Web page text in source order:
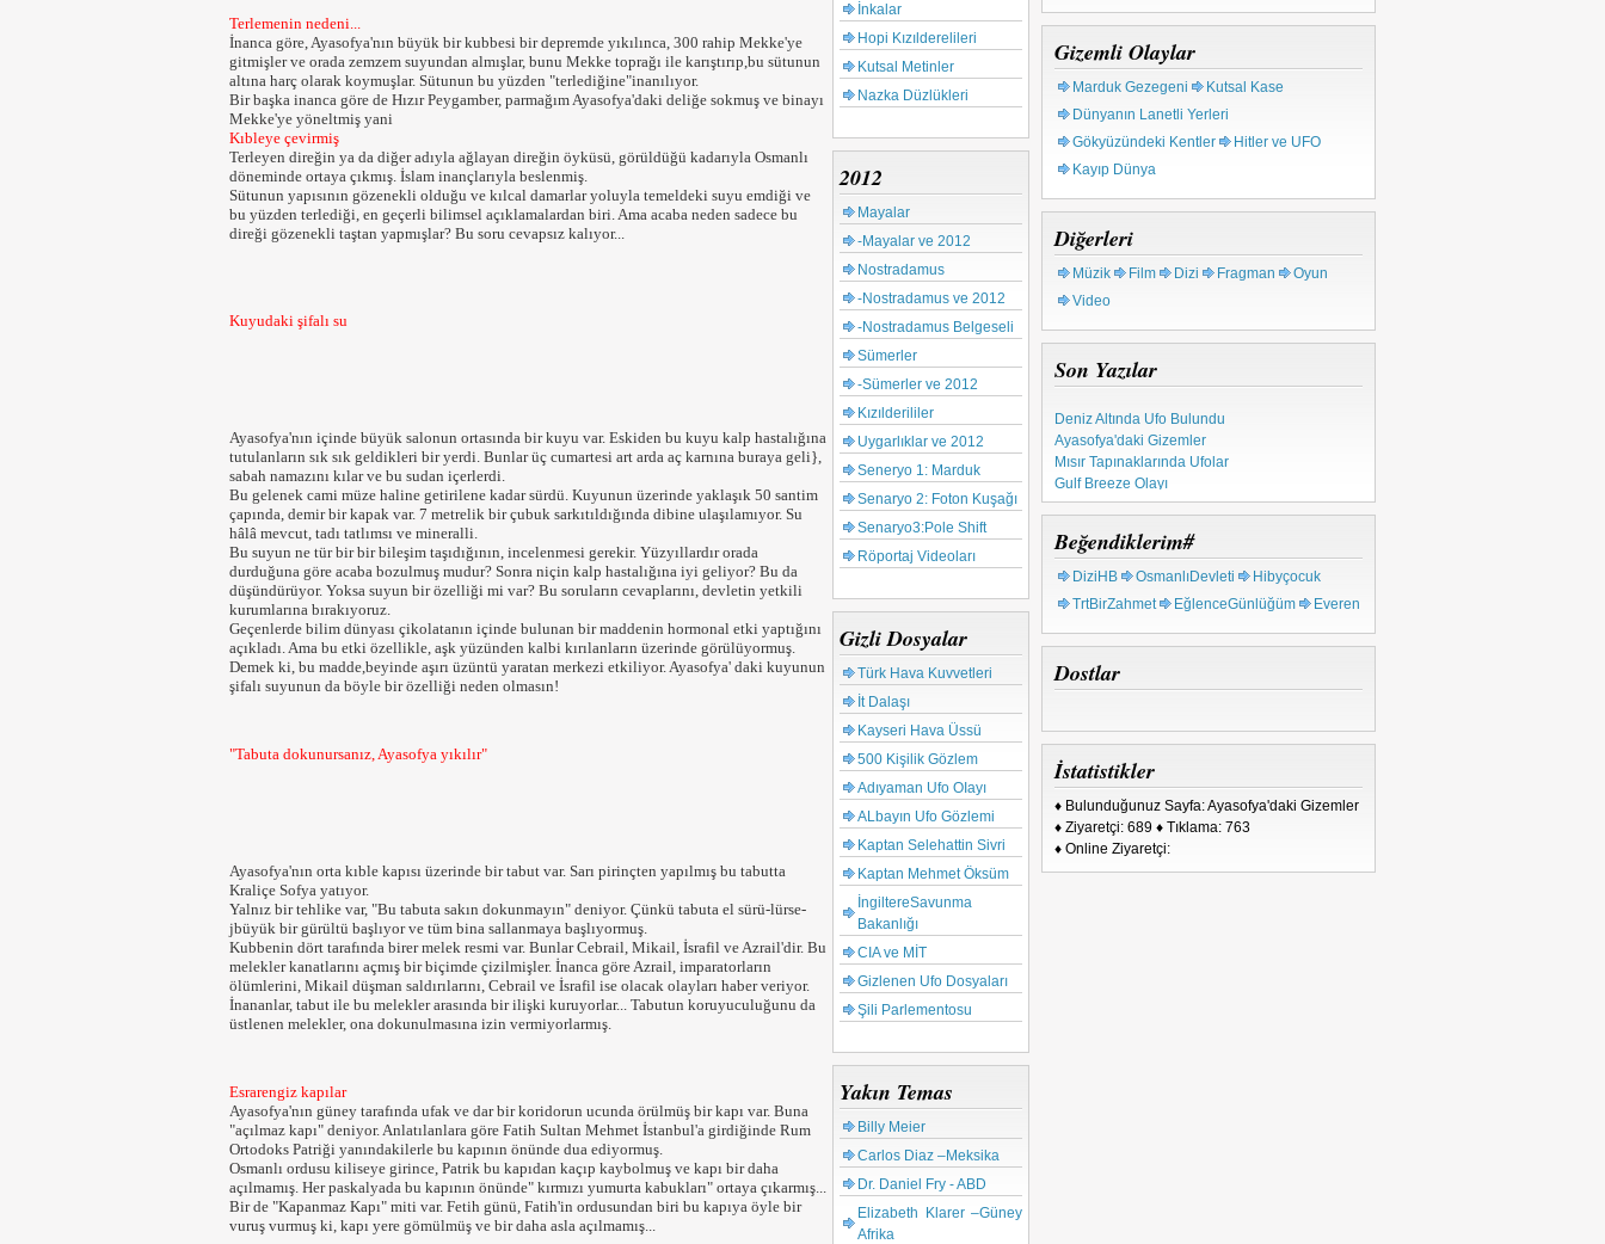
Terlemenin nedeni...
İnanca göre, Ayasofya'nın büyük bir kubbesi bir depremde yıkılınca, 300 rahip Mekke'ye
gitmişler ve orada zemzem suyundan almışlar, bunu Mekke toprağı ile karıştırıp,bu sütunun
altına harç olarak koymuşlar. Sütunun bu yüzden "terlediğine"inanılıyor.
Bir başka inanca göre de Hızır Peygamber, parmağım Ayasofya'daki deliğe sokmuş ve binayı
Mekke'ye yöneltmiş yani
Kıbleye çevirmiş
Terleyen direğin ya da diğer adıyla ağlayan direğin öyküsü, görüldüğü kadarıyla Osmanlı
döneminde ortaya çıkmış. İslam inançlarıyla beslenmiş.
Sütunun yapısının gözenekli olduğu ve kılcal damarlar yoluyla temeldeki suyu emdiği ve
bu yüzden terlediği, en geçerli bilimsel açıklamalardan biri. Ama acaba neden sadece bu
direği gözenekli taştan yapmışlar? Bu soru cevapsız kalıyor...
Kuyudaki şifalı su
Ayasofya'nın içinde büyük salonun ortasında bir kuyu var. Eskiden bu kuyu kalp hastalığına
tutulanların sık sık geldikleri bir yerdi. Bunlar üç cumartesi art arda aç karnına buraya geli},
sabah namazını kılar ve bu sudan içerlerdi.
Bu gelenek cami müze haline getirilene kadar sürdü. Kuyunun üzerinde yaklaşık 50 santim
çapında, demir bir kapak var. 7 metrelik bir çubuk sarkıtıldığında dibine ulaşılamıyor. Su
hâlâ mevcut, tadı tatlımsı ve mineralli.
Bu suyun ne tür bir bir bileşim taşıdığının, incelenmesi gerekir. Yüzyıllardır orada
durduğuna göre acaba bozulmuş mudur? Sonra niçin kalp hastalığına iyi geliyor? Bu da
düşündürüyor. Yoksa suyun bir özelliği mi var? Bu soruların cevaplarını, devletin yetkili
kurumlarına bırakıyoruz.
Geçenlerde bilim dünyası çikolatanın içinde bulunan bir maddenin hormonal etki yaptığını
açıkladı. Ama bu etki özellikle, aşk yüzünden kalbi kırılanların üzerinde görülüyormuş.
Demek ki, bu madde,beyinde aşırı üzüntü yaratan merkezi etkiliyor. Ayasofya' daki kuyunun
şifalı suyunun da böyle bir özelliği neden olmasın!
"Tabuta dokunursanız, Ayasofya yıkılır"
Ayasofya'nın orta kıble kapısı üzerinde bir tabut var. Sarı pirinçten yapılmış bu tabutta
Kraliçe Sofya yatıyor.
Yalnız bir tehlike var, "Bu tabuta sakın dokunmayın" deniyor. Çünkü tabuta el sürü-lürse-
jbüyük bir gürültü başlıyor ve tüm bina sallanmaya başlıyormuş.
Kubbenin dört tarafında birer melek resmi var. Bunlar Cebrail, Mikail, İsrafil ve Azrail'dir. Bu
melekler kanatlarını açmış bir biçimde çizilmişler. İnanca göre Azrail, imparatorların
ölümlerini, Mikail düşman saldırılarını, Cebrail ve İsrafil ise olacak olayları haber veriyor.
İnananlar, tabut ile bu melekler arasında bir ilişki kuruyorlar... Tabutun koruyuculuğunu da
üstlenen melekler, ona dokunulmasına izin vermiyorlarmış.
Esrarengiz kapılar
Ayasofya'nın güney tarafında ufak ve dar bir koridorun ucunda örülmüş bir kapı var. Buna
"açılmaz kapı" deniyor. Anlatılanlara göre Fatih Sultan Mehmet İstanbul'a girdiğinde Rum
Ortodoks Patriği yanındakilerle bu kapının önünde dua ediyormuş.
Osmanlı ordusu kiliseye girince, Patrik bu kapıdan kaçıp kaybolmuş ve kapı bir daha
açılmamış. Her paskalyada bu kapının önünde" kırmızı yumurta kabukları" ortaya çıkarmış...
Bir de "Kapanmaz Kapı" miti var. Fetih günü, Fatih'in ordusundan biri bu kapıya öyle bir
vuruş vurmuş ki, kapı yere gömülmüş ve bir daha asla açılmamış...
İnkalar
Hopi Kızılderelileri
Kutsal Metinler
Nazka Düzlükleri
2012
Mayalar
-Mayalar ve 2012
Nostradamus
-Nostradamus ve 2012
-Nostradamus Belgeseli
Sümerler
-Sümerler ve 2012
Kızılderililer
Uygarlıklar ve 2012
Seneryo 1: Marduk
Senaryo 2: Foton Kuşağı
Senaryo3:Pole Shift
Röportaj Videoları
Gizli Dosyalar
Türk Hava Kuvvetleri
İt Dalaşı
Kayseri Hava Üssü
500 Kişilik Gözlem
Adıyaman Ufo OIayı
ALbayın Ufo Gözlemi
Kaptan Selehattin Sivri
Kaptan Mehmet Öksüm
İngiltereSavunma
Bakanlığı
CIA ve MİT
Gizlenen Ufo Dosyaları
Şili Parlementosu
Yakın Temas
Billy Meier
Carlos Diaz –Meksika
Dr. Daniel Fry - ABD
Elizabeth Klarer –Güney
Afrika
Gizemli Olaylar
Marduk Gezegeni
Kutsal Kase
Dünyanın Lanetli Yerleri
Gökyüzündeki Kentler
Hitler ve UFO
Kayıp Dünya
Diğerleri
Müzik Film Dizi Fragman
Oyun
Video
Son Yazılar
Ayasofya'daki Gizemler
Mısır Tapınaklarında Ufolar
Gulf Breeze Olayı
Tapınak Şövalyeleri
Kutsal Ahid Sandığı
65 Milyon Yıllık Metal
Türkiye'deki Ufo Olayları
Beğendiklerim#
DiziHB OsmanlıDevleti
Hibyçocuk
TrtBirZahmet
EğlenceGünlüğüm Everen
Dostlar
İstatistikler
♦ Bulunduğunuz Sayfa: Ayasofya'daki Gizemler
♦ Ziyaretçi: 689 ♦ Tıklama: 763
♦ Online Ziyaretçi: